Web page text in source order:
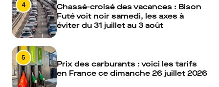
4
Chassé-croisé des vacances : Bison
Futé voit noir samedi, les axes à
éviter du 31 juillet au 3 août
5
Prix des carburants : voici les tarifs
en France ce dimanche 26 juillet 2026